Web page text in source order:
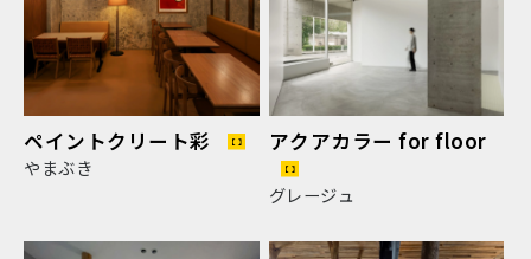
ペイントクリート彩
やまぶき
アクアカラー for floor
グレージュ